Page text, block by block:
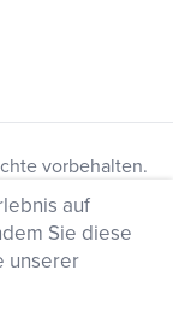
vorbehalten.
auf
Sie diese
unserer